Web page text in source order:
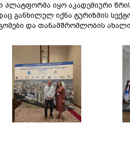
პლატფორმა იყო აკადემიური
განხილულ იქნა ტურიზმის
და თანამშრომლობის